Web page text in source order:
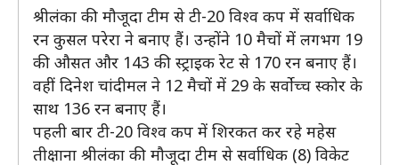
श्रीलंका की मौजूदा टीम से टी-20 विश्व कप में सर्वाधिक
रन कुसल परेरा ने बनाए हैं। उन्होंने 10 मैचों में लगभग 19
की औसत और 143 की स्ट्राइक रेट से 170 रन बनाए हैं।
वहीं दिनेश चांदीमल ने 12 मैचों में 29 के सर्वोच्च स्कोर के
साथ 136 रन बनाए हैं।
पहली बार टी-20 विश्व कप में शिरकत कर रहे महेस
तीक्षाना श्रीलंका की मौजूदा टीम से सर्वाधिक (8) विकेट